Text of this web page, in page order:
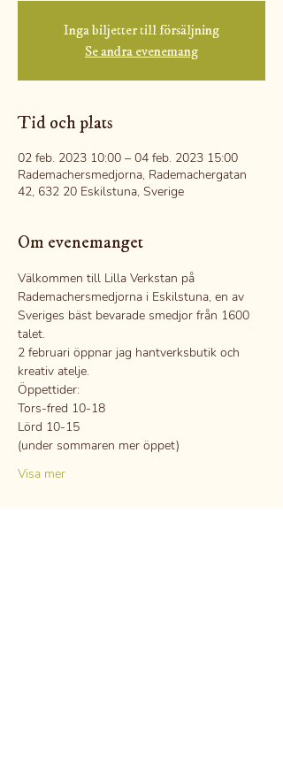
Inga biljetter till försäljning
Se andra evenemang
Tid och plats
02 feb. 2023 10:00 – 04 feb. 2023 15:00
Rademachersmedjorna, Rademachergatan
42, 632 20 Eskilstuna, Sverige
Om evenemanget
Välkommen till Lilla Verkstan på
Rademachersmedjorna i Eskilstuna, en av
Sveriges bäst bevarade smedjor från 1600
talet.
2 februari öppnar jag hantverksbutik och
kreativ atelje.
Öppettider:
Tors-fred 10-18
Lörd 10-15
(under sommaren mer öppet)
Visa mer